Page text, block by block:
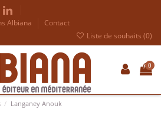
Albiana
Contact
Liste de souhaits (0)
0
Langaney Anouk